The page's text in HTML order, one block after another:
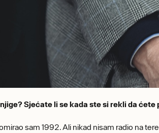
Sjećate li se kada ste si rekli da
sam 1992. Ali nikad nisam radio na